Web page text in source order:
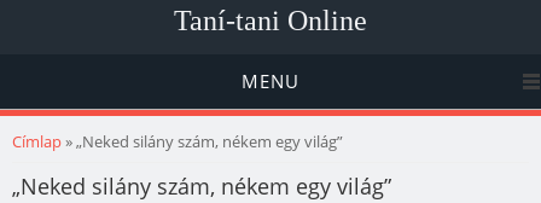
Taní-tani Online
MENU
Jelenlegi hely
Címlap» „Neked silány szám, nékem egy világ”
„Neked silány szám, nékem egy világ”